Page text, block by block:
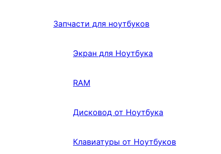
Запчасти для ноутбуков
Экран для Ноутбука
RAM
Дисковод от Ноутбука
Клавиатуры от Ноутбуков